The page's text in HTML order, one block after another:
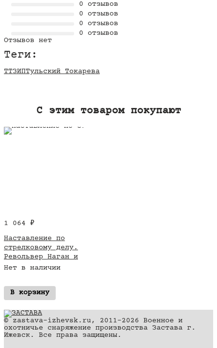
0 отзывов
0 отзывов
0 отзывов
0 отзывов
Отзывов нет
Теги:
ТТЗИПТульский Токарева
C этим товаром покупают
1 064 ₽
Наставление по
стрелковому делу.
Револьвер Наган и
пистолет ТТ
Нет в наличии
В корзину
© zastava-izhevsk.ru, 2011–2026 Военное и
охотничье снаряжение производства Застава г.
Ижевск. Все права защищены.